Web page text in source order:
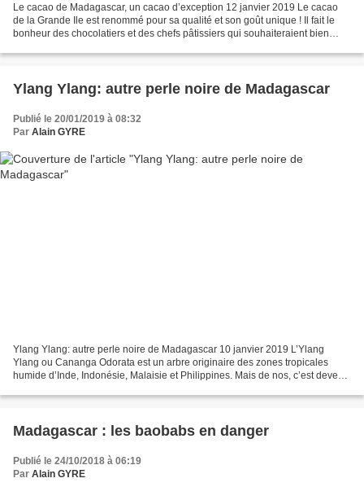
Le cacao de Madagascar, un cacao d’exception 12 janvier 2019 Le cacao
de la Grande Ile est renommé pour sa qualité et son goût unique ! Il fait le
bonheur des chocolatiers et des chefs pâtissiers qui souhaiteraient bien
Ylang Ylang: autre perle noire de Madagascar
Publié le 20/01/2019 à 08:32
Par Alain GYRE
Ylang Ylang: autre perle noire de Madagascar 10 janvier 2019 L’Ylang
Ylang ou Cananga Odorata est un arbre originaire des zones tropicales
humide d’Inde, Indonésie, Malaisie et Philippines. Mais de nos, c’est devenu
Madagascar : les baobabs en danger
Publié le 24/10/2018 à 06:19
Par Alain GYRE